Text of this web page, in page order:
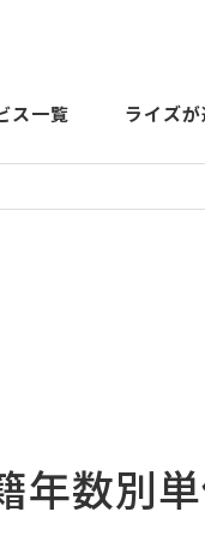
ス一覧 ライズ
年数別